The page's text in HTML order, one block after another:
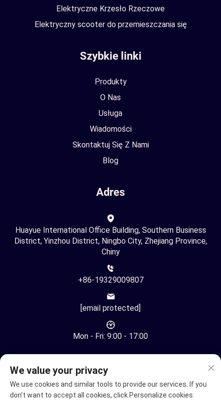
Elektryczne Krzesło Rzeczowe
Elektryczny scooter do przemieszczania się
Szybkie linki
Produkty
O Nas
Usługa
Wiadomości
Skontaktuj Się Z Nami
Blog
Adres
Huayue International Office Building, Southern Business
District, Yinzhou District, Ningbo City, Zhejiang Province,
Chiny
+86-19329009807
[email protected]
Mon - Fri: 9:00 - 17:00
We value your privacy
We use cookies and similar tools to provide our services. If you
don't want to accept all cookies, click Personalize cookies.